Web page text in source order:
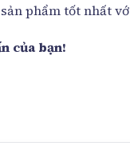
phẩm tốt nhất
của bạn!